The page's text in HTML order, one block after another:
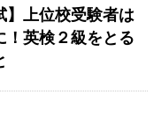
】上位校受験者は
！英検２級をとる